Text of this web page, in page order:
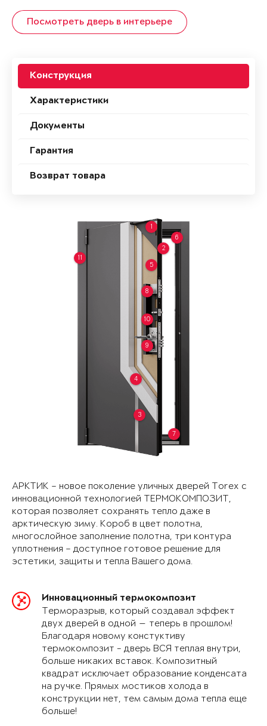
Посмотреть дверь в интерьере
Конструкция
Характеристики
Документы
Гарантия
Возврат товара
1
2
3
4
5
6
7
8
9
10
11
АРКТИК – новое поколение уличных дверей Torex с
инновационной технологией ТЕРМОКОМПОЗИТ,
которая позволяет сохранять тепло даже в
арктическую зиму. Короб в цвет полотна,
многослойное заполнение полотна, три контура
уплотнения – доступное готовое решение для
эстетики, защиты и тепла Вашего дома.
Инновационный термокомпозит
Терморазрыв, который создавал эффект
двух дверей в одной — теперь в прошлом!
Благодаря новому констуктиву
термокомпозит - дверь ВСЯ теплая внутри,
больше никаких вставок. Композитный
квадрат исключает образование конденсата
на ручке. Прямых мостиков холода в
конструкции нет, тем самым дома тепла еще
больше!